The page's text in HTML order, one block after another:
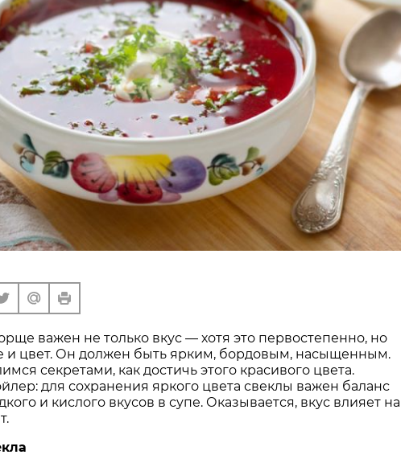
важен не только вкус — хотя это первостепенно, но
и цвет. Он должен быть ярким, бордовым, насыщенным.
секретами, как достичь этого красивого цвета.
для сохранения яркого цвета свеклы важен баланс
и кислого вкусов в супе. Оказывается, вкус влияет на